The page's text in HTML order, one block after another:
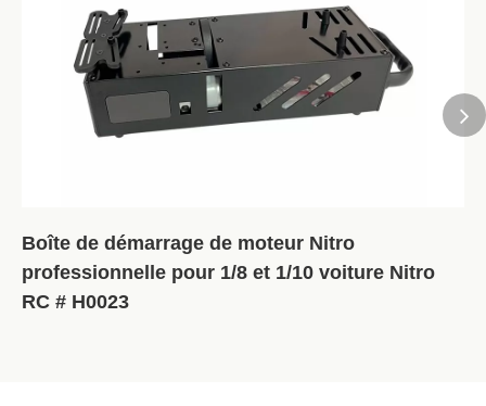
Boîte de démarrage de moteur Nitro
professionnelle pour 1/8 et 1/10 voiture Nitro
RC # H0023